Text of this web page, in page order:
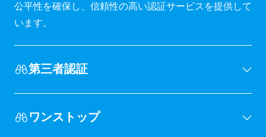
公平性を確保し、信頼性の高い認証サービスを提供して
います。
第三者認証
ワンストップ